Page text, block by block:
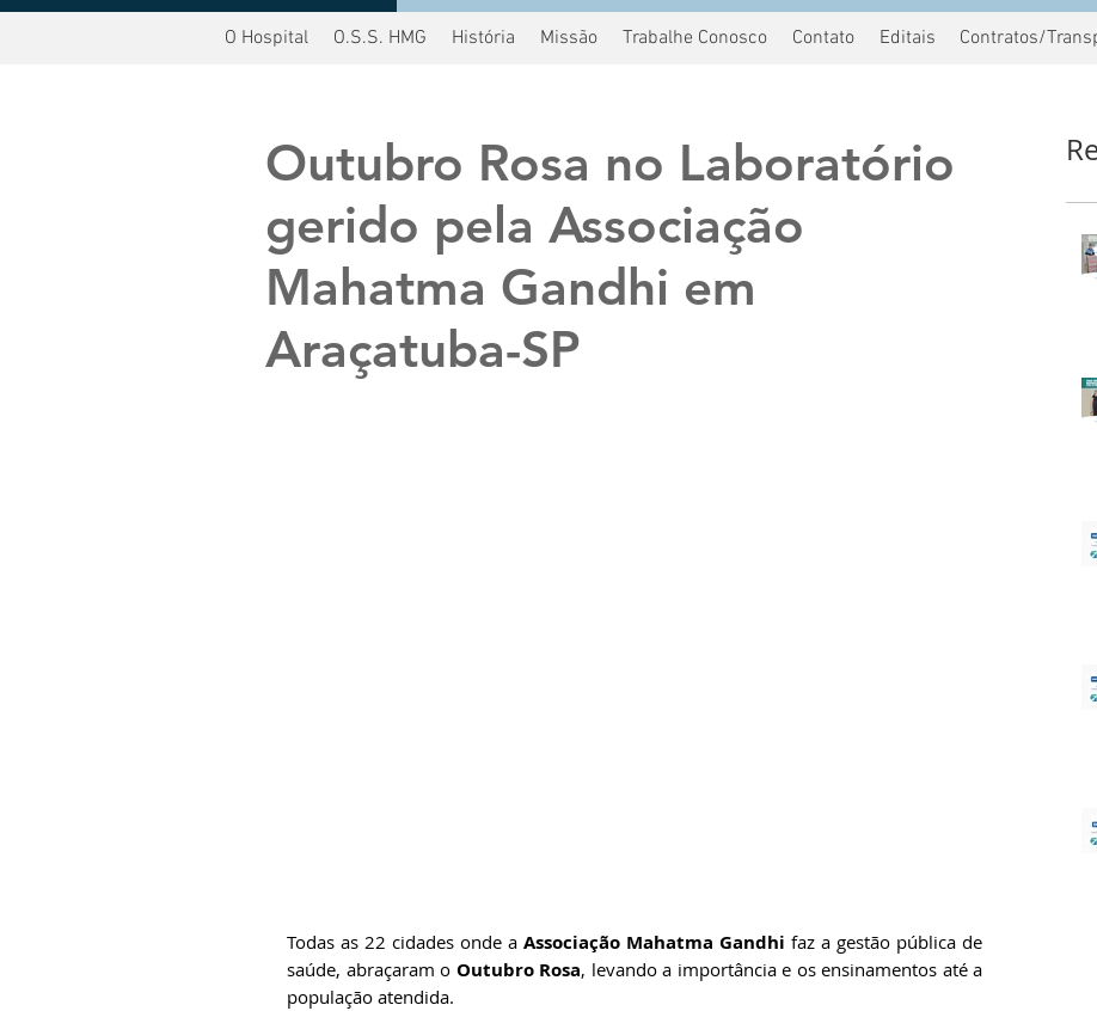
O Hospital O.S.S. HMG História Missão Trabalhe Conosco Contato Editais Contratos/
Outubro Rosa no Laboratório
gerido pela Associação
Mahatma Gandhi em
Araçatuba-SP
Todas as 22 cidades onde a Associação Mahatma Gandhi faz a gestão pública de
saúde, abraçaram o Outubro Rosa, levando a importância e os ensinamentos até a
população atendida.